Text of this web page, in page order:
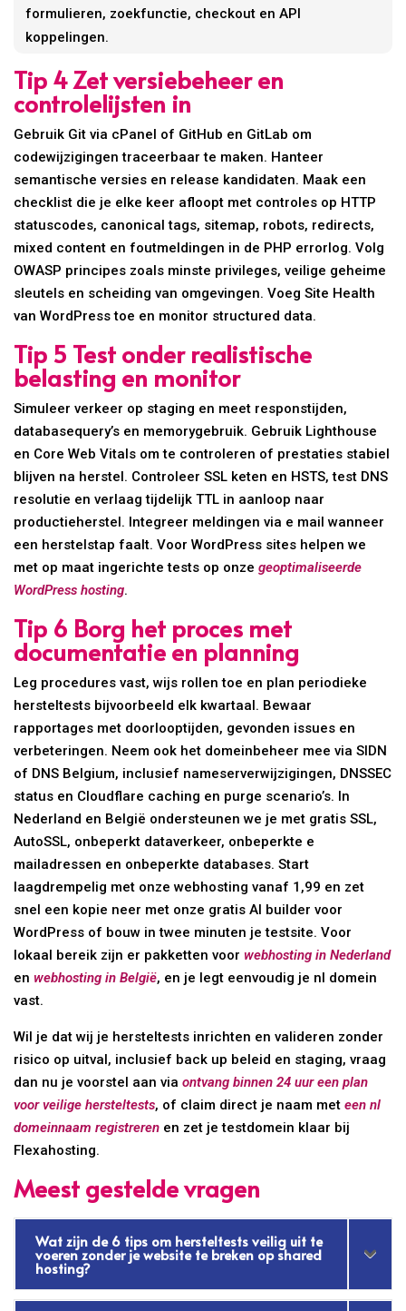
formulieren, zoekfunctie, checkout en API
koppelingen.
Tip 4 Zet versiebeheer en
controlelijsten in
Gebruik Git via cPanel of GitHub en GitLab om
codewijzigingen traceerbaar te maken. Hanteer
semantische versies en release kandidaten. Maak een
checklist die je elke keer afloopt met controles op HTTP
statuscodes, canonical tags, sitemap, robots, redirects,
mixed content en foutmeldingen in de PHP errorlog. Volg
OWASP principes zoals minste privileges, veilige geheime
sleutels en scheiding van omgevingen. Voeg Site Health
van WordPress toe en monitor structured data.
Tip 5 Test onder realistische
belasting en monitor
Simuleer verkeer op staging en meet responstijden,
databasequery’s en memorygebruik. Gebruik Lighthouse
en Core Web Vitals om te controleren of prestaties stabiel
blijven na herstel. Controleer SSL keten en HSTS, test DNS
resolutie en verlaag tijdelijk TTL in aanloop naar
productieherstel. Integreer meldingen via e mail wanneer
een herstelstap faalt. Voor WordPress sites helpen we
met op maat ingerichte tests op onzegeoptimaliseerde
WordPress hosting.
Tip 6 Borg het proces met
documentatie en planning
Leg procedures vast, wijs rollen toe en plan periodieke
hersteltests bijvoorbeeld elk kwartaal. Bewaar
rapportages met doorlooptijden, gevonden issues en
verbeteringen. Neem ook het domeinbeheer mee via SIDN
of DNS Belgium, inclusief nameserverwijzigingen, DNSSEC
status en Cloudflare caching en purge scenario’s. In
Nederland en België ondersteunen we je met gratis SSL,
AutoSSL, onbeperkt dataverkeer, onbeperkte e
mailadressen en onbeperkte databases. Start
laagdrempelig met onze webhosting vanaf 1,99 en zet
snel een kopie neer met onze gratis AI builder voor
WordPress of bouw in twee minuten je testsite. Voor
lokaal bereik zijn er pakketten voorwebhosting in Nederland
enwebhosting in België, en je legt eenvoudig je nl domein
vast.
Wil je dat wij je hersteltests inrichten en valideren zonder
risico op uitval, inclusief back up beleid en staging, vraag
dan nu je voorstel aan viaontvang binnen 24 uur een plan
voor veilige hersteltests, of claim direct je naam meteen nl
domeinnaam registreren en zet je testdomein klaar bij
Flexahosting.
Meest gestelde vragen
Wat zijn de 6 tips om hersteltests veilig uit te
voeren zonder je website te breken op shared
hosting?